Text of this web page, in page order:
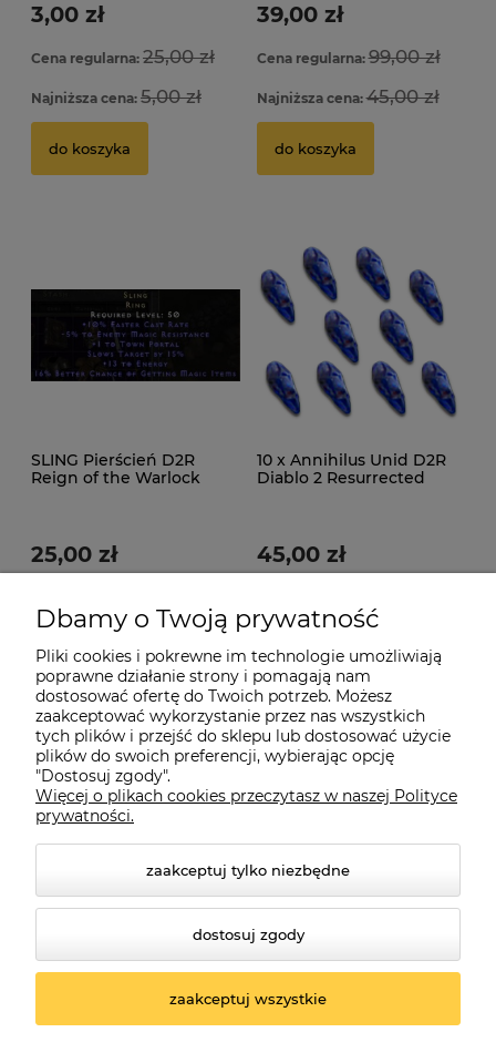
3,00 zł
Cena regularna: 25,00 zł
Najniższa cena: 5,00 zł
do koszyka
39,00 zł
Cena regularna:99,00 zł
Najniższa cena:45,00 zł
do koszyka
SLING Pierścień D2R
Reign of the Warlock
25,00 zł
39,00 zł
do koszyka
10 x Annihilus Unid D2R
Diablo 2 Resurrected
45,00 zł
do koszyka
Informacje
Płatności i dostawa
Dbamy o Twoją prywatność
Pliki cookies i pokrewne im technologie umożliwiają
poprawne działanie strony i pomagają nam
dostosować ofertę do Twoich potrzeb. Możesz
zaakceptować wykorzystanie przez nas wszystkich
tych plików i przejść do sklepu lub dostosować użycie
plików do swoich preferencji, wybierając opcję
"Dostosuj zgody".
Więcej o plikach cookies przeczytasz w naszej Polityce
prywatności.
zaakceptuj tylko niezbędne
dostosuj zgody
zaakceptuj wszystkie